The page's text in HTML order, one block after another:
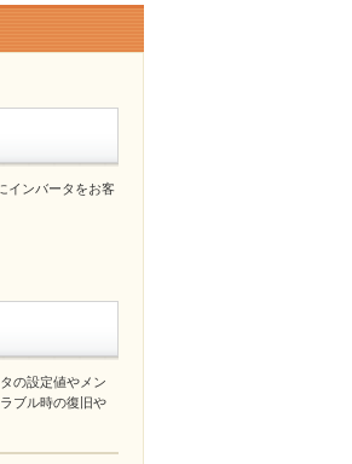
インバータをお客
の設定値やメン
ブル時の復旧や